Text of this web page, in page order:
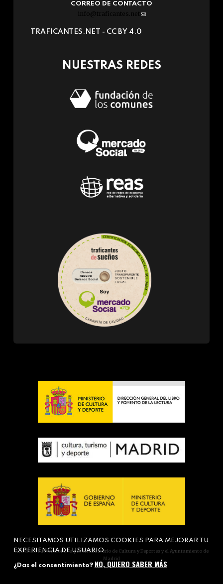
CORREO DE CONTACTO
info@traficantes.net (link
e-
TRAFICANTES.NET - CC BY 4.0
NUESTRAS REDES
Actividad subvencionada por el Ministerio de Cultura y Deportes y el Ayuntamiento de
Madrid
NECESITAMOS UTILIZAMOS COOKIES PARA MEJORAR TU
EXPERIENCIA DE USUARIO
¿Das el consentimiento? NO, QUIERO SABER MÁS